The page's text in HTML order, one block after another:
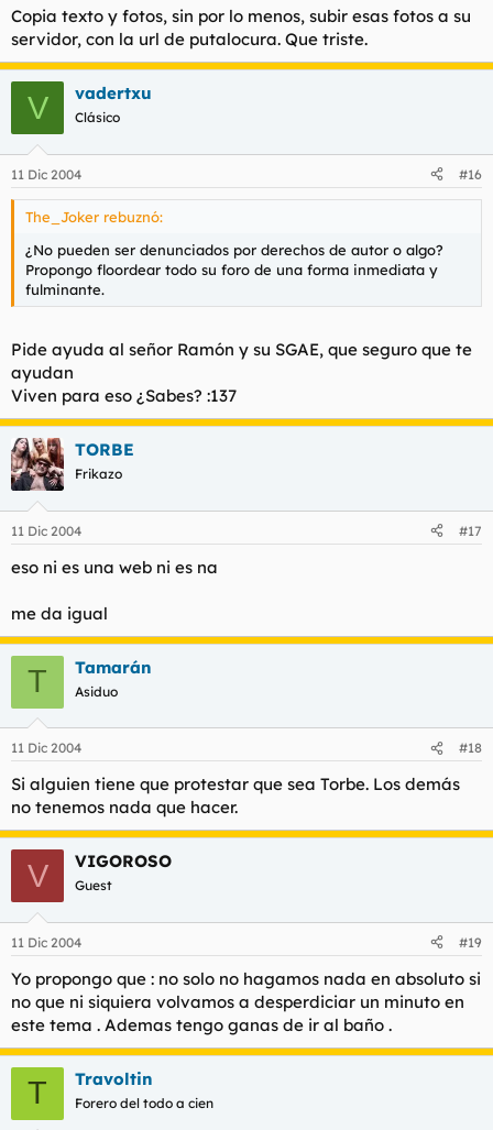
Copia texto y fotos, sin por lo menos, subir esas fotos a su
servidor, con la url de putalocura. Que triste.
V vadertxu
Clásico
11 Dic 2004 #16
The_Joker rebuznó:
¿No pueden ser denunciados por derechos de autor o algo?
Propongo floordear todo su foro de una forma inmediata y
fulminante.
Pide ayuda al señor Ramón y su SGAE, que seguro que te
ayudan
Viven para eso ¿Sabes? :137
TORBE
Frikazo
11 Dic 2004 #17
eso ni es una web ni es na
me da igual
T Tamarán
Asiduo
11 Dic 2004 #18
Si alguien tiene que protestar que sea Torbe. Los demás
no tenemos nada que hacer.
V VIGOROSO
Guest
11 Dic 2004 #19
Yo propongo que : no solo no hagamos nada en absoluto si
no que ni siquiera volvamos a desperdiciar un minuto en
este tema . Ademas tengo ganas de ir al baño .
T Travoltin
Forero del todo a cien